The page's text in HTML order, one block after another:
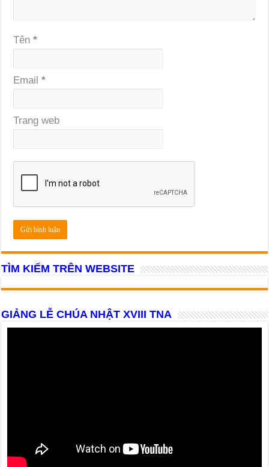
Tên*
Email*
Trang web
TÌM KIẾM TRÊN WEBSITE
GIẢNG LỄ CHÚA NHẬT XVIII TNA